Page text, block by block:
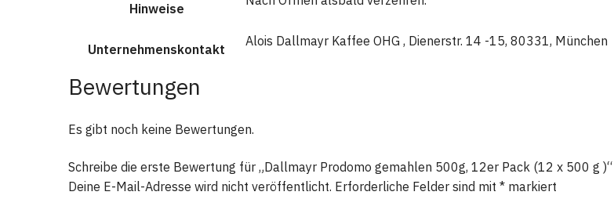
Hinweise
Unternehmenskontakt
Alois Dallmayr Kaffee OHG , Dienerstr. 14 -15, 80331, München
Bewertungen
Es gibt noch keine Bewertungen.
Schreibe die erste Bewertung für „Dallmayr Prodomo gemahlen 500g, 12er Pack (12 x 500 g )“
Deine E-Mail-Adresse wird nicht veröffentlicht. Erforderliche Felder sind mit * markiert